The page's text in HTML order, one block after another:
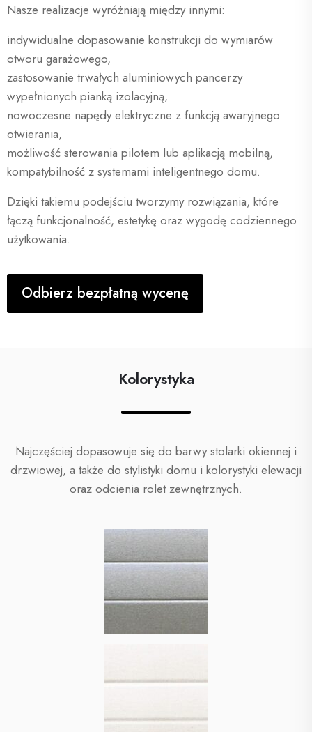
Nasze realizacje wyróżniają między innymi:
indywidualne dopasowanie konstrukcji do wymiarów
otworu garażowego,
zastosowanie trwałych aluminiowych pancerzy
wypełnionych pianką izolacyjną,
nowoczesne napędy elektryczne z funkcją awaryjnego
otwierania,
możliwość sterowania pilotem lub aplikacją mobilną,
kompatybilność z systemami inteligentnego domu.
Dzięki takiemu podejściu tworzymy rozwiązania, które
łączą funkcjonalność, estetykę oraz wygodę codziennego
użytkowania.
Odbierz bezpłatną wycenę
Kolorystyka
Najczęściej dopasowuje się do barwy stolarki okiennej i
drzwiowej, a także do stylistyki domu i kolorystyki elewacji
oraz odcienia rolet zewnętrznych.